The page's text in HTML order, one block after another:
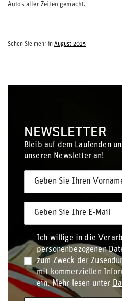
Autos aller Zeiten gemacht.
Sehen Sie mehr in August 2025
NEWSLETTER
Bleib auf dem Laufenden
unseren Newsletter an!
Geben Sie Ihren
Geben Sie Ihre E-Mail
Ich willige in die
personenbezogenen
zum Zweck der
mit kommerziellen
ein. Mehr lesen unter